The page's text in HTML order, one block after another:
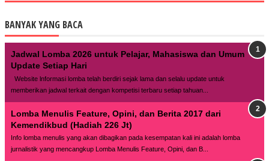
BANYAK YANG BACA
Jadwal Lomba 2026 untuk Pelajar, Mahasiswa dan Umum
Update Setiap Hari
Website lnformasi lomba telah berdiri sejak lama dan selalu update untuk
memberikan jadwal terkait dengan kompetisi terbaru setiap tahuan...
Lomba Menulis Feature, Opini, dan Berita 2017 dari
Kemendikbud (Hadiah 226 Jt)
Info lomba menulis yang akan dibagikan pada kesempatan kali ini adalah lomba
jurnalistik yang mencangkup Lomba Menulis Feature, Opini, dan B...